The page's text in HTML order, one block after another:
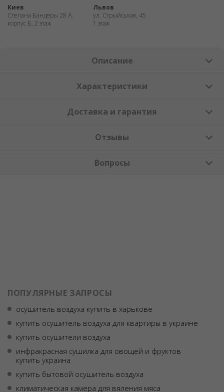
Киев
Степана Бандеры 28 А,
корпус Б, 2 этаж
Львов
ул. Стрыйськая, 45
1 этаж
Описание
Характеристики
Доставка и гарантия
Отзывы
Вопросы
ПОПУЛЯРНЫЕ ЗАПРОСЫ
осушитель воздуха купить в харькове
купить осушитель воздуха для квартиры в украине
купить осушители воздуха
инфракрасная сушилка для овощей и фруктов
купить украина
купить бытовой осушитель воздуха
климатическая камера для вяления мяса